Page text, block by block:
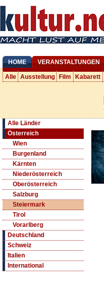
HOME VERANSTALTUNGEN
Alle Ausstellung Film Kabarett
Alle Länder
Österreich
Wien
Burgenland
Kärnten
Niederösterreich
Oberösterreich
Salzburg
Steiermark
Tirol
Vorarlberg
Deutschland
Schweiz
Italien
International